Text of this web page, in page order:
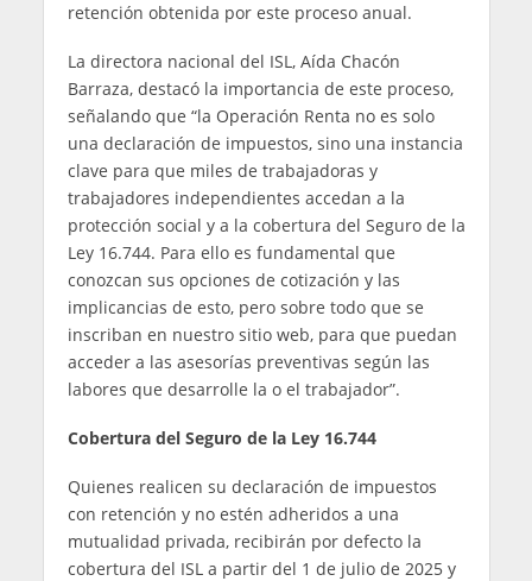
retención obtenida por este proceso anual.
La directora nacional del ISL, Aída Chacón
Barraza, destacó la importancia de este proceso,
señalando que “la Operación Renta no es solo
una declaración de impuestos, sino una instancia
clave para que miles de trabajadoras y
trabajadores independientes accedan a la
protección social y a la cobertura del Seguro de la
Ley 16.744. Para ello es fundamental que
conozcan sus opciones de cotización y las
implicancias de esto, pero sobre todo que se
inscriban en nuestro sitio web, para que puedan
acceder a las asesorías preventivas según las
labores que desarrolle la o el trabajador”.
Cobertura del Seguro de la Ley 16.744
Quienes realicen su declaración de impuestos
con retención y no estén adheridos a una
mutualidad privada, recibirán por defecto la
cobertura del ISL a partir del 1 de julio de 2025 y